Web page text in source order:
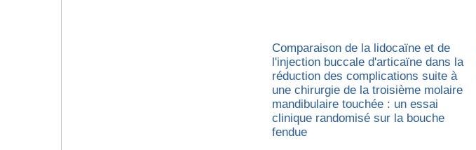
Comparaison de la lidocaïne et de
l'injection buccale d'articaïne dans la
réduction des complications suite à
une chirurgie de la troisième molaire
mandibulaire touchée : un essai
clinique randomisé sur la bouche
fendue